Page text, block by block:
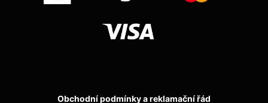
Obchodní podmínky a reklamační řád